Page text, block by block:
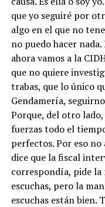
que yo seguiré por
algo en el que no
no puedo hacer
ahora vamos a la
que no quiere
trabas, que lo único
Gendamería,
Porque, del otro
fuerzas todo el
perfectos. Por eso no
dice que la fiscal
correspondía, pide la
escuchas, pero la
escuchas están bien.